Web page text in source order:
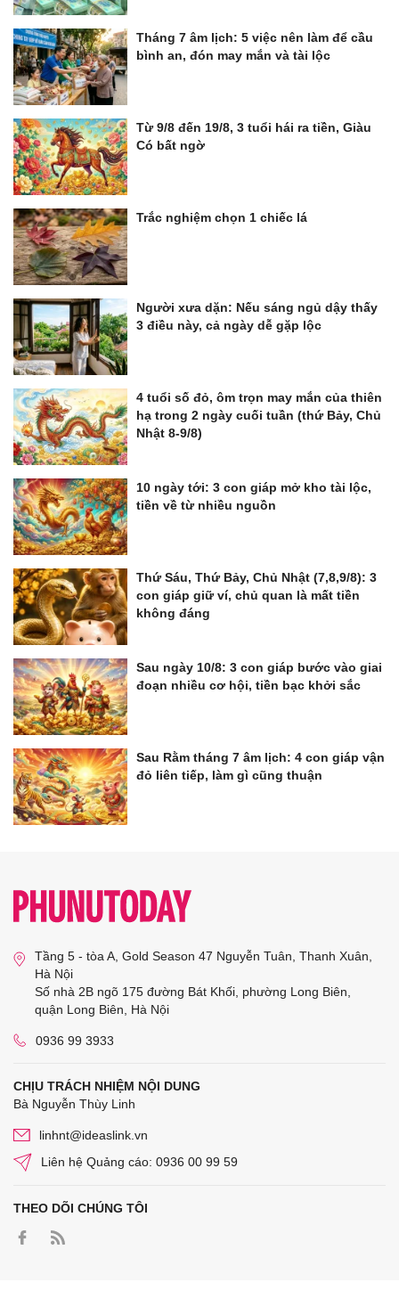
Tháng 7 âm lịch: 5 việc nên làm để cầu
bình an, đón may mắn và tài lộc
Từ 9/8 đến 19/8, 3 tuổi hái ra tiền, Giàu
Có bất ngờ
Trắc nghiệm chọn 1 chiếc lá
Người xưa dặn: Nếu sáng ngủ dậy thấy
3 điều này, cả ngày dễ gặp lộc
4 tuổi số đỏ, ôm trọn may mắn của thiên
hạ trong 2 ngày cuối tuần (thứ Bảy, Chủ
Nhật 8-9/8)
10 ngày tới: 3 con giáp mở kho tài lộc,
tiền về từ nhiều nguồn
Thứ Sáu, Thứ Bảy, Chủ Nhật (7,8,9/8): 3
con giáp giữ ví, chủ quan là mất tiền
không đáng
Sau ngày 10/8: 3 con giáp bước vào giai
đoạn nhiều cơ hội, tiền bạc khởi sắc
Sau Rằm tháng 7 âm lịch: 4 con giáp vận
đỏ liên tiếp, làm gì cũng thuận
Tầng 5 - tòa A, Gold Season 47 Nguyễn Tuân, Thanh Xuân,
Hà Nội
Số nhà 2B ngõ 175 đường Bát Khối, phường Long Biên,
quận Long Biên, Hà Nội
0936 99 3933
CHỊU TRÁCH NHIỆM NỘI DUNG
Bà Nguyễn Thùy Linh
linhnt@ideaslink.vn
Liên hệ Quảng cáo: 0936 00 99 59
THEO DÕI CHÚNG TÔI